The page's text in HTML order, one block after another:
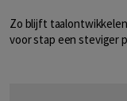
Zo blijft
voor stap een steviger